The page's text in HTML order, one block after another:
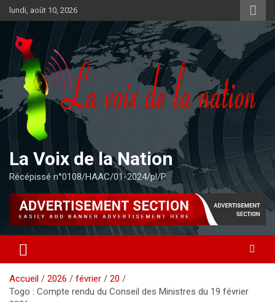
Aller
au
contenu
lundi, août 10, 2026
La Voix de la Nation
Récépissé n°0108/HAAC/01-2024/pl/P
Accueil 2026 février
20
Togo : Compte rendu du Conseil des Ministres du 19 février